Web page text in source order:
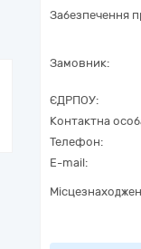
Забезпечення
Замовник:
ЄДРПОУ:
Контактна
Телефон:
E-mail: